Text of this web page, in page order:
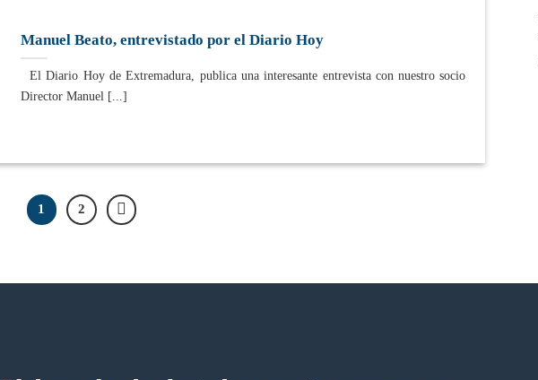
Manuel Beato, entrevistado por el Diario Hoy
El Diario Hoy de Extremadura, publica una interesante entrevista con nuestro socio
Director Manuel [...]
1 2